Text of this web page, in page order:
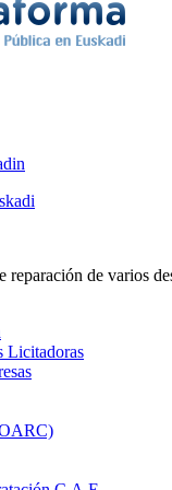
reparación de varios
Licitadoras